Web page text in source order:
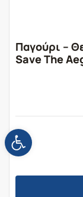
Ανοίξτε
Παγούρι –
Save The